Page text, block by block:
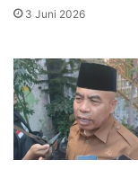
3 Juni 2026